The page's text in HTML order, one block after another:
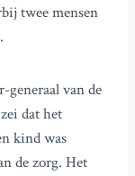
twee mensen
generaal van de
dat het
kind was
de zorg. Het